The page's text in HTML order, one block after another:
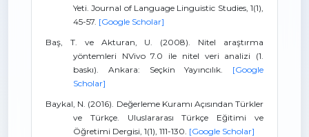
Yeti. Journal of Language Linguistic Studies, 1(1),
45-57. [Google Scholar]
Baş, T. ve Akturan, U. (2008). Nitel araştırma
yöntemleri NVivo 7.0 ile nitel veri analizi (1.
baskı). Ankara: Seçkin Yayıncılık. [Google
Scholar]
Baykal, N. (2016). Değerleme Kuramı Açısından Türkler
ve Türkçe. Uluslararası Türkçe Eğitimi ve
Öğretimi Dergisi, 1(1), 111-130. [Google Scholar]